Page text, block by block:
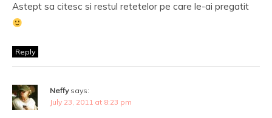
Astept sa citesc si restul retetelor pe care le-ai pregatit
Reply
Neffy says:
July 23, 2011 at 8:23 pm